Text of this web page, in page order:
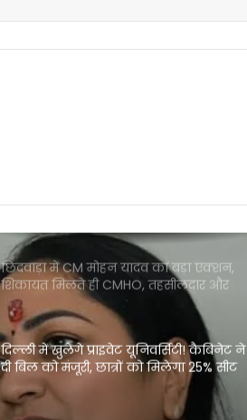
लखनऊ के पारा में छात्रा की हत्या से सनसनी,
Meta की बढ़ीं मुश्किलें, MeitY सचिव से हुई
छिंदवाड़ा में CM मोहन यादव का बड़ा एक्शन,
शिकायत मिलते ही CMHO, तहसीलदार और
पटवारी निलंबित
दिल्ली में खुलेंगे प्राइवेट यूनिवर्सिटी! कैबिनेट ने
दी बिल को मंजूरी, छात्रों को मिलेगा 25% सीट
आरक्षण